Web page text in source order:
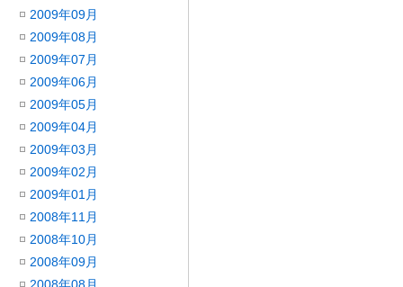
2009年09月
2009年08月
2009年07月
2009年06月
2009年05月
2009年04月
2009年03月
2009年02月
2009年01月
2008年11月
2008年10月
2008年09月